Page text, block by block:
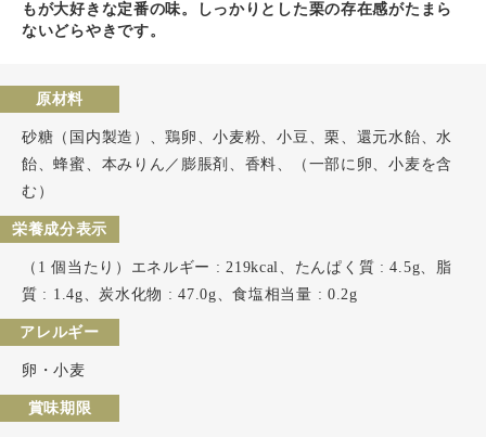
もが大好きな定番の味。しっかりとした栗の存在感がたまら
ないどらやきです。
原材料
砂糖（国内製造）、鶏卵、小麦粉、小豆、栗、還元水飴、水
飴、蜂蜜、本みりん／膨脹剤、香料、（一部に卵、小麦を含
む）
栄養成分表示
（1 個当たり）エネルギー : 219kcal、たんぱく質 : 4.5g、脂
質 : 1.4g、炭水化物 : 47.0g、食塩相当量 : 0.2g
アレルギー
卵・小麦
賞味期限